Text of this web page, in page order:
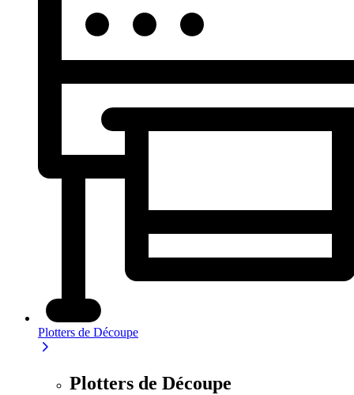
Plotters de Découpe
Plotters de Découpe